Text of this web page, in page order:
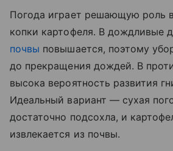
Погода играет решающую роль
копки картофеля. В дождливые
почвы повышается, поэтому
до прекращения дождей. В
высока вероятность развития
Идеальный вариант — сухая
достаточно подсохла, и
извлекается из почвы.